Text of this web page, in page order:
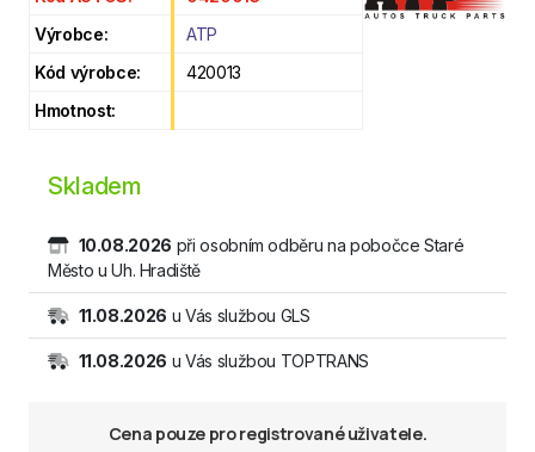
Výrobce:
ATP
Kód výrobce:
420013
Hmotnost:
Skladem
10.08.2026 při osobním odběru na pobočce Staré
Město u Uh. Hradiště
11.08.2026 u Vás službou GLS
11.08.2026 u Vás službou TOPTRANS
Cena pouze pro registrované uživatele.